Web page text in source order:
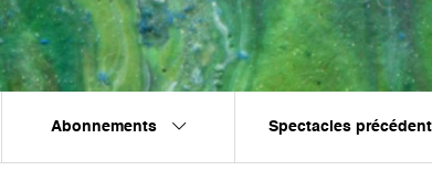
Abonnements Spectacles